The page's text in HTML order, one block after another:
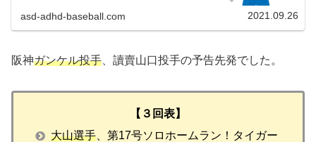
asd-adhd-baseball.com 2021.09.26
阪神ガンケル投手 、讀賣山口投手の予告先発でした。
【３回表】
大山選手 、第17号ソロホームラン！タイガー